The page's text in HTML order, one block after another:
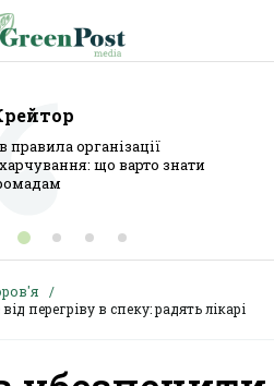
правила організації
що варто знати
перегріву в спеку: радять лікарі